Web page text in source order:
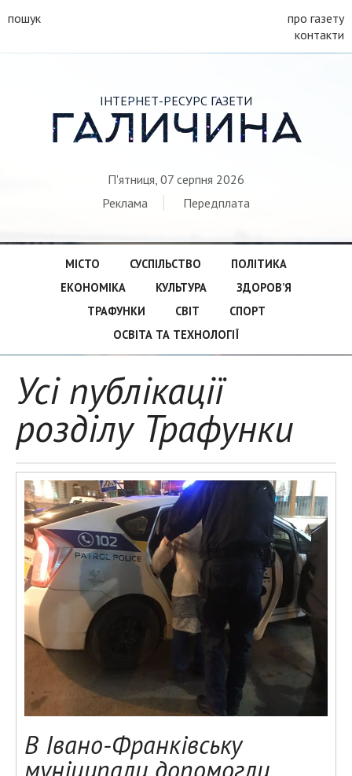
пошук
про газету
контакти
ІНТЕРНЕТ-РЕСУРС ГАЗЕТИ
ГАЛИЧИНА
П'ятниця, 07 серпня 2026
Реклама
Передплата
МІСТО СУСПІЛЬСТВО
ПОЛІТИКА
ЕКОНОМІКА
КУЛЬТУРА
ЗДОРОВ’Я
ТРАФУНКИ
СВІТ
СПОРТ
ОСВІТА ТА ТЕХНОЛОГІЇ
Усі публікації
розділу Трафунки
В Івано-Франківську